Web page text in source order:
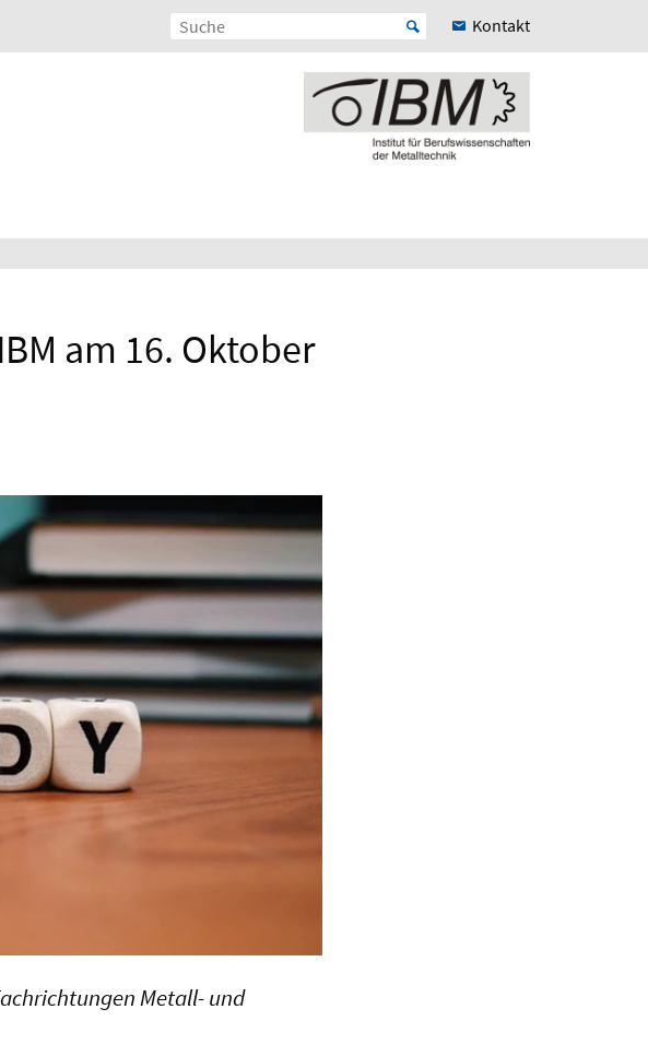
Kontakt
am 16. Oktober
Metall- und